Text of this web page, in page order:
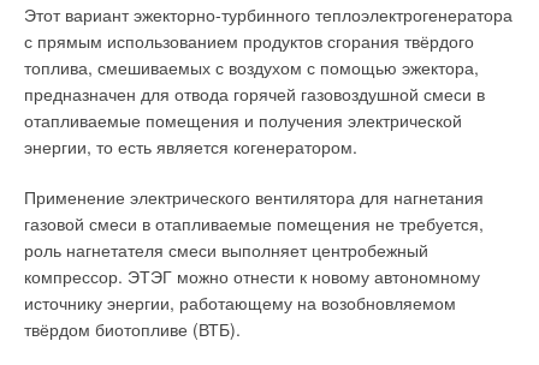
Этот вариант эжекторно-турбинного теплоэлектрогенератора
с прямым использованием продуктов сгорания твёрдого
топлива, смешиваемых с воздухом с помощью эжектора,
предназначен для отвода горячей газовоздушной смеси в
отапливаемые помещения и получения электрической
энергии, то есть является когенератором.
Применение электрического вентилятора для нагнетания
газовой смеси в отапливаемые помещения не требуется,
роль нагнетателя смеси выполняет центробежный
компрессор. ЭТЭГ можно отнести к новому автономному
источнику энергии, работающему на возобновляемом
твёрдом биотопливе (ВТБ).